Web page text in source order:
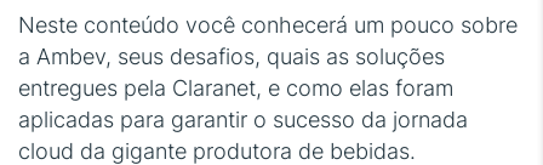
Neste conteúdo você conhecerá um pouco sobre
a Ambev, seus desafios, quais as soluções
entregues pela Claranet, e como elas foram
aplicadas para garantir o sucesso da jornada
cloud da gigante produtora de bebidas.